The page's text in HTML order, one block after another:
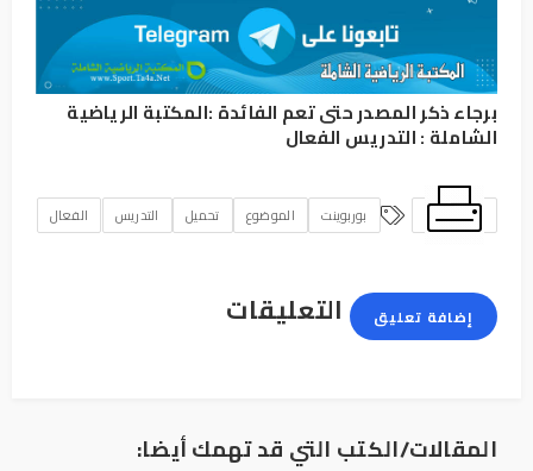
برجاء ذكر المصدر حتى تعم الفائدة :المكتبة الرياضية
الشاملة :التدريس الفعال
بوربوينت الموضوع تحميل التدريس الفعال
التعليقات إضافة تعليق
المقالات/الكتب التي قد تهمك أيضا: